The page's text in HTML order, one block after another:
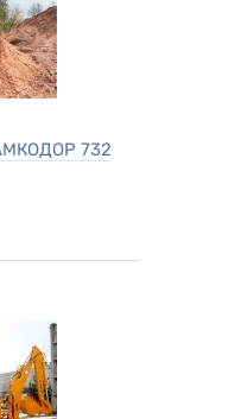
732